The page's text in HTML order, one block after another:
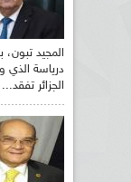
المجيد تبون،
درياسة الذي
الجزائر تفقد...